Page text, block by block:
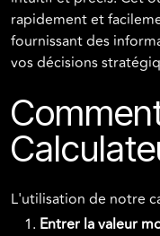
rapidement et
fournissant des
vos décisions
L'utilisation de notre
Entrer la valeur